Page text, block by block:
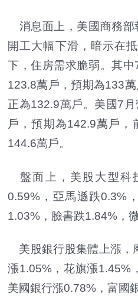
消息面上，美國商務部
開工大幅下滑，暗示在
下，住房需求脆弱。其
123.8萬戶，預期為133
正為132.9萬戶。美國7
戶，預期為142.9萬戶，
144.6萬戶。
盤面上，美股大型科
0.59%，亞馬遜跌0.3%
1.03%，臉書跌1.84%，
美股銀行股集體上漲，
漲1.05%，花旗漲1.45%
美國銀行漲0.78%，富國